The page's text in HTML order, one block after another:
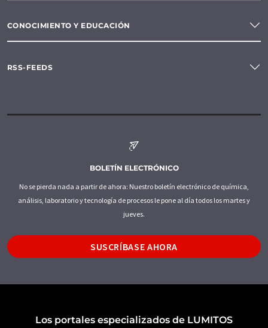
CONOCIMIENTO Y EDUCACIÓN
RSS-FEEDS
BOLETÍN ELECTRÓNICO
No se pierda nada a partir de ahora: Nuestro boletín electrónico de química,
análisis, laboratorio y tecnología de procesos le pone al día todos los martes y
jueves.
SUSCRÍBASE AHORA
Los portales especializados de LUMITOS